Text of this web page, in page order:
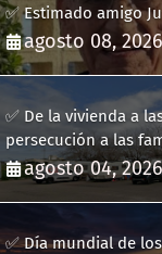
✅ Estimado amigo
agosto 08, 2026
✅ De la vivienda a
persecución a las
y la complicidad de
heredado
agosto 04, 2026
✅ Día mundial de